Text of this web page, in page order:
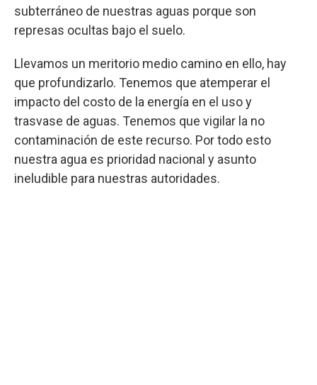
subterráneo de nuestras aguas porque son
represas ocultas bajo el suelo.
Llevamos un meritorio medio camino en ello, hay
que profundizarlo. Tenemos que atemperar el
impacto del costo de la energía en el uso y
trasvase de aguas. Tenemos que vigilar la no
contaminación de este recurso. Por todo esto
nuestra agua es prioridad nacional y asunto
ineludible para nuestras autoridades.